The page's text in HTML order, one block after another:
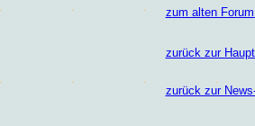
zum alten Forum
zurück zur
zurück zur